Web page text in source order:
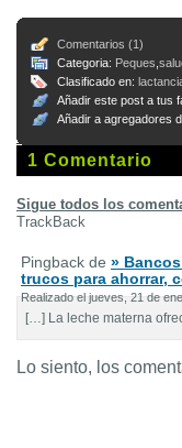
Comentarios (1)
Categoria: Peques
Clasificado en:
Añadir este post a tus
Añadir a agregadores
1 Comentario
Sigue todos los
TrackBack
Pingback de »
trucos para ahorrar,
Realizado el jueves, 21 de
[…] La leche materna
Lo siento, los